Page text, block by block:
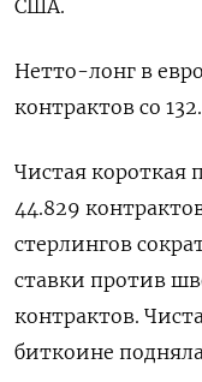
США.
Нетто-лонг в
‌контрактов со
Чистая короткая
44.⁠829
стерлингов
ставки против
контрактов.
биткоине